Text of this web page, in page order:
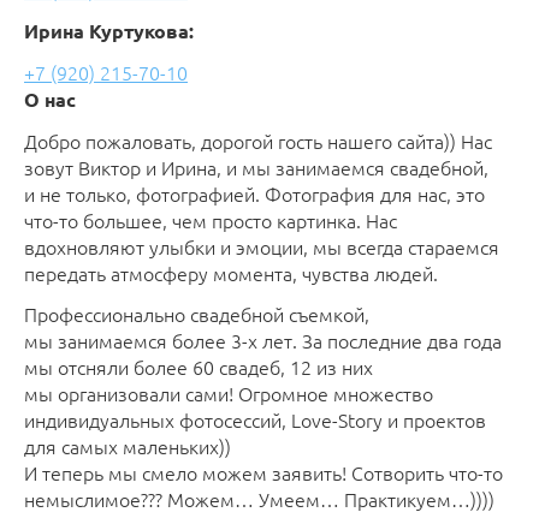
Ирина Куртукова:
+7 (920) 215-70-10
О нас
Добро пожаловать, дорогой гость нашего сайта)) Нас
зовут Виктор и Ирина, и мы занимаемся свадебной,
и не только, фотографией. Фотография для нас, это
что-то большее, чем просто картинка. Нас
вдохновляют улыбки и эмоции, мы всегда стараемся
передать атмосферу момента, чувства людей.
Профессионально свадебной съемкой,
мы занимаемся более 3-х лет. За последние два года
мы отсняли более 60 свадеб, 12 из них
мы организовали сами! Огромное множество
индивидуальных фотосессий, Love-Story и проектов
для самых маленьких))
И теперь мы смело можем заявить! Сотворить что-то
немыслимое??? Можем… Умеем… Практикуем…))))